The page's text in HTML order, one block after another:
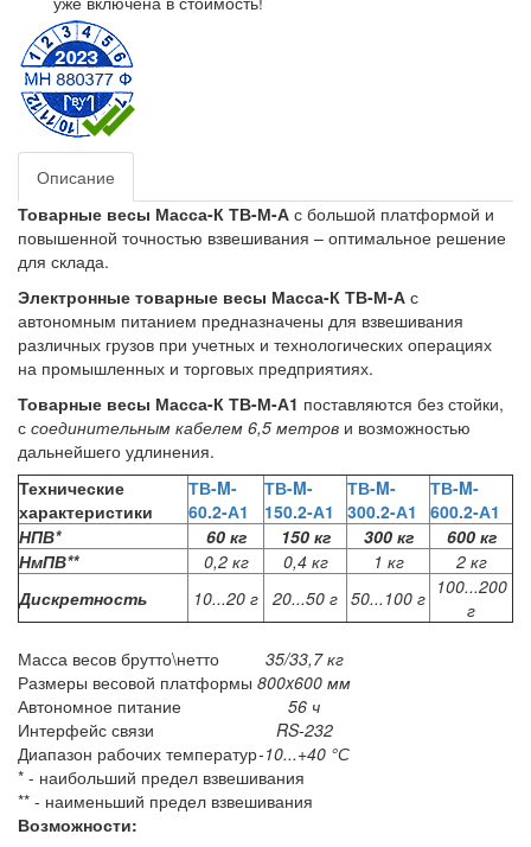
Описание
Товарные весы Масса-К ТВ-М-А с большой платформой и
повышенной точностью взвешивания – оптимальное решение
для склада.
Электронные товарные весы Масса-К ТВ-М-А с
автономным питанием предназначены для взвешивания
различных грузов при учетных и технологических операциях
на промышленных и торговых предприятиях.
Товарные весы Масса-К ТВ-М-А1 поставляются без стойки,
с соединительным кабелем 6,5 метров и возможностью
дальнейшего удлинения.
Технические
характеристики
ТВ-M-
60.2-А1
ТВ-M-
150.2-А1
ТВ-M-
300.2-А1
ТВ-M-
600.2-А1
НПВ*
60 кг 150 кг 300 кг
600 кг
НмПВ**
0,2 кг 0,4 кг 1 кг
2 кг
Дискретность
10...20 г 20...50 г 50...100 г 100...200
г
Масса весов брутто\нетто
35/33,7 кг
Размеры весовой платформы 800x600 мм
Автономное питание
56 ч
Интерфейс связи
RS-232
Диапазон рабочих температур-10...+40 °С
* - наибольший предел взвешивания
** - наименьший предел взвешивания
Возможности: